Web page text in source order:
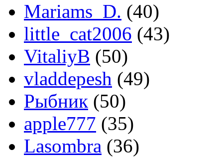
Mariams_D. (40)
little_cat2006 (43)
VitaliyB (50)
vladdepesh (49)
Рыбник (50)
apple777 (35)
Lasombra (36)